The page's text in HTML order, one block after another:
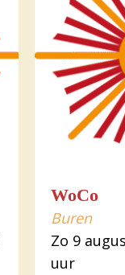
WoCo
Buren
Zo 9
uur